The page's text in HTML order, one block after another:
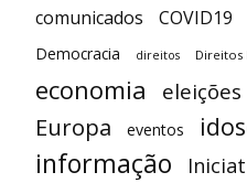
comunicados COVID19
Democracia direitos Direitos
economia eleições
Europa eventos
informação